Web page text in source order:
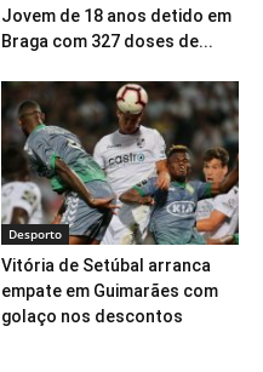
Jovem de 18 anos detido em
Braga com 327 doses de...
Desporto
Vitória de Setúbal arranca
empate em Guimarães com
golaço nos descontos